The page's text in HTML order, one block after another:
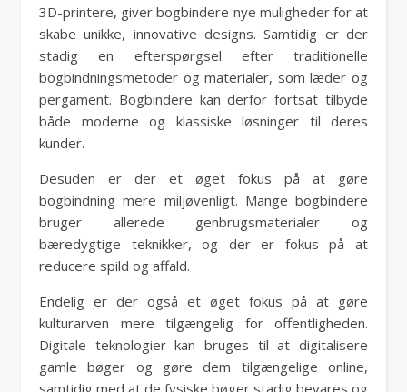
3D-printere, giver bogbindere nye muligheder for at
skabe unikke, innovative designs. Samtidig er der
stadig en efterspørgsel efter traditionelle
bogbindningsmetoder og materialer, som læder og
pergament. Bogbindere kan derfor fortsat tilbyde
både moderne og klassiske løsninger til deres
kunder.
Desuden er der et øget fokus på at gøre
bogbindning mere miljøvenligt. Mange bogbindere
bruger allerede genbrugsmaterialer og
bæredygtige teknikker, og der er fokus på at
reducere spild og affald.
Endelig er der også et øget fokus på at gøre
kulturarven mere tilgængelig for offentligheden.
Digitale teknologier kan bruges til at digitalisere
gamle bøger og gøre dem tilgængelige online,
samtidig med at de fysiske bøger stadig bevares og